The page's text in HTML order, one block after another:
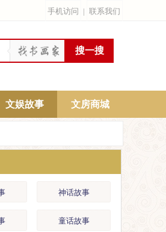
手机访问 | 联系我们
文娱故事 文房商城
神话故事
童话故事